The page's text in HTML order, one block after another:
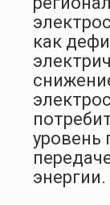
как
уровень
энергии.